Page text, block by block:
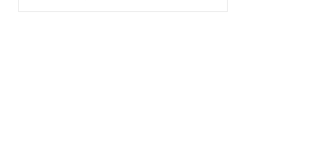
Halde Çıktı